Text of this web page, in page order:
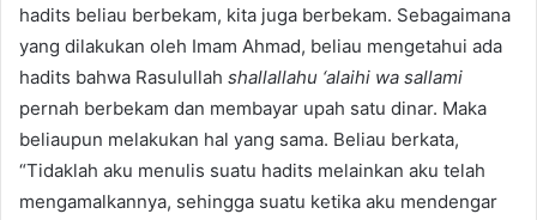
hadits beliau berbekam, kita juga berbekam. Sebagaimana
yang dilakukan oleh Imam Ahmad, beliau mengetahui ada
hadits bahwa Rasulullah shallallahu ‘alaihi wa sallami
pernah berbekam dan membayar upah satu dinar. Maka
beliaupun melakukan hal yang sama. Beliau berkata,
“Tidaklah aku menulis suatu hadits melainkan aku telah
mengamalkannya, sehingga suatu ketika aku mendengar